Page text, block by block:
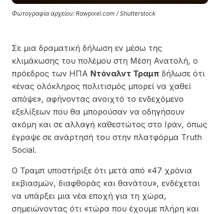
Φωτογραφία αρχείου: Rawpixel.com / Shutterstock
Σε μια δραματική δήλωση εν μέσω της
κλιμάκωσης του πολέμου στη Μέση Ανατολή, ο
πρόεδρος των ΗΠΑ Ντόναλντ Τραμπ δήλωσε ότι
«ένας ολόκληρος πολιτισμός μπορεί να χαθεί
απόψε», αφήνοντας ανοιχτό το ενδεχόμενο
εξελίξεων που θα μπορούσαν να οδηγήσουν
ακόμη και σε αλλαγή καθεστώτος στο Ιράν, όπως
έγραψε σε ανάρτησή του στην πλατφόρμα Truth
Social.
Ο Τραμπ υποστήριξε ότι μετά από «47 χρόνια
εκβιασμών, διαφθοράς και θανάτου», ενδέχεται
να υπάρξει μια νέα εποχή για τη χώρα,
σημειώνοντας ότι «τώρα που έχουμε πλήρη και